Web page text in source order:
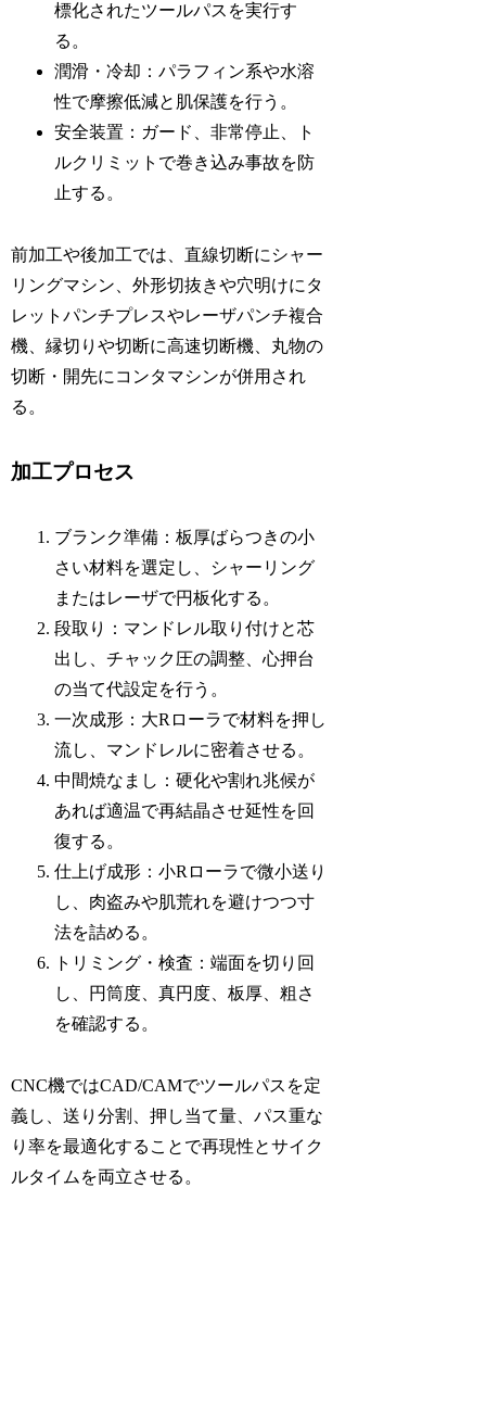
標化されたツールパスを実行す
る。
潤滑・冷却：パラフィン系や水溶
性で摩擦低減と肌保護を行う。
安全装置：ガード、非常停止、ト
ルクリミットで巻き込み事故を防
止する。
前加工や後加工では、直線切断にシャー
リングマシン、外形切抜きや穴明けにタ
レットパンチプレスやレーザパンチ複合
機、縁切りや切断に高速切断機、丸物の
切断・開先にコンタマシンが併用され
る。
加工プロセス
ブランク準備：板厚ばらつきの小
さい材料を選定し、シャーリング
またはレーザで円板化する。
段取り：マンドレル取り付けと芯
出し、チャック圧の調整、心押台
の当て代設定を行う。
一次成形：大Rローラで材料を押し
流し、マンドレルに密着させる。
中間焼なまし：硬化や割れ兆候が
あれば適温で再結晶させ延性を回
復する。
仕上げ成形：小Rローラで微小送り
し、肉盗みや肌荒れを避けつつ寸
法を詰める。
トリミング・検査：端面を切り回
し、円筒度、真円度、板厚、粗さ
を確認する。
CNC機ではCAD/CAMでツールパスを定
義し、送り分割、押し当て量、パス重な
り率を最適化することで再現性とサイク
ルタイムを両立させる。